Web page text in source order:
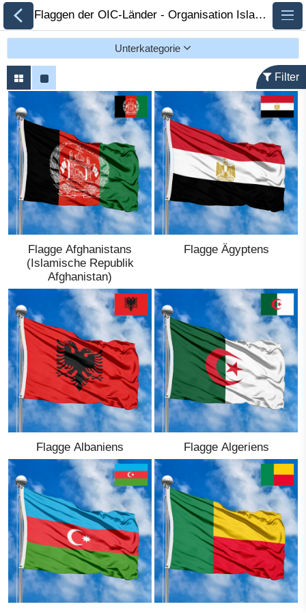
Filter
Alle Flaggen
Flaggen der Länder
nach Kontinent
Flaggen von
Organisationen
Flaggen der LGBT-
Community
Historische Flaggen
Ethnische Flaggen
Flaggen der USA
(Bundesstaaten)
Sprache Deutsch
Über uns
Der Blog
Bitte unterstützen Sie diese
Site mit einer kleinen Spende
Flaggen der OIC-Länder - Organisation Islamische Zusammenarbeit 🏁 FlagsSite.com
Unterkategorie
Flagge Afghanistans
(Islamische Republik
Afghanistan)
Flagge Ägyptens
Flagge Albaniens Flagge Algeriens